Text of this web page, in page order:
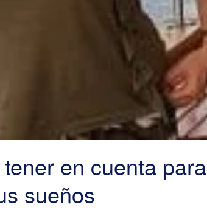
en cuenta para
sueños